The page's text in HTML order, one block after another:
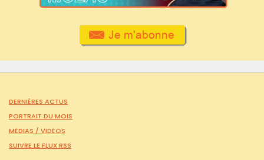
DERNIÈRES ACTUS
PORTRAIT DU MOIS
MÉDIAS / VIDÉOS
SUIVRE LE FLUX RSS